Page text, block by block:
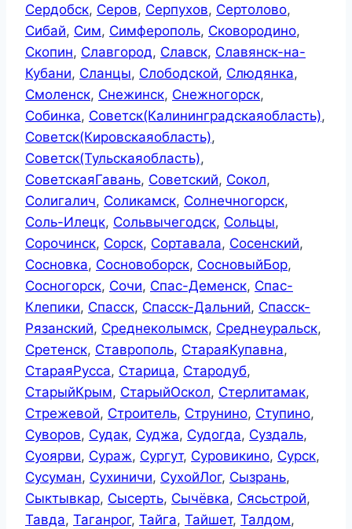
Сердобск, Серов, Серпухов, Сертолово,
Сибай, Сим, Симферополь, Сковородино,
Скопин, Славгород, Славск, Славянск-на-
Кубани, Сланцы, Слободской, Слюдянка,
Смоленск, Снежинск, Снежногорск,
Собинка, Советск(Калининградскаяобласть),
Советск(Кировскаяобласть),
Советск(Тульскаяобласть),
СоветскаяГавань, Советский, Сокол,
Солигалич, Соликамск, Солнечногорск,
Соль-Илецк, Сольвычегодск, Сольцы,
Сорочинск, Сорск, Сортавала, Сосенский,
Сосновка, Сосновоборск, СосновыйБор,
Сосногорск, Сочи, Спас-Деменск, Спас-
Клепики, Спасск, Спасск-Дальний, Спасск-
Рязанский, Среднеколымск, Среднеуральск,
Сретенск, Ставрополь, СтараяКупавна,
СтараяРусса, Старица, Стародуб,
СтарыйКрым, СтарыйОскол, Стерлитамак,
Стрежевой, Строитель, Струнино, Ступино,
Суворов, Судак, Суджа, Судогда, Суздаль,
Суоярви, Сураж, Сургут, Суровикино, Сурск,
Сусуман, Сухиничи, СухойЛог, Сызрань,
Сыктывкар, Сысерть, Сычёвка, Сясьстрой,
Тавда, Таганрог, Тайга, Тайшет, Талдом,